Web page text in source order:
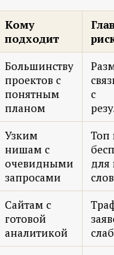
Кому
подходит
Большинству
проектов с
понятным
планом
с
Узким
нишам с
очевидными
запросами
Топ
для
Сайтам с
готовой
аналитикой